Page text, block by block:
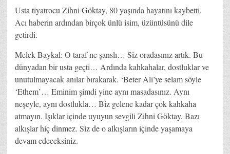
Usta tiyatrocu Zihni Göktay, 80 yaşında hayatını kaybetti.
Acı haberin ardından birçok ünlü isim, üzüntüsünü dile
getirdi.
Melek Baykal: O taraf ne şanslı… Siz oradasınız artık. Bu
dünyadan bir usta geçti… Ardında kahkahalar, dostluklar ve
unutulmayacak anılar bırakarak. ‘Beter Ali’ye selam söyle
‘Ethem’… Eminim şimdi yine aynı masadasınız. Aynı
neşeyle, aynı dostlukla… Biz gelene kadar çok kahkaha
atmayın. Işıklar içinde uyuyun sevgili Zihni Göktay. Bazı
alkışlar hiç dinmez. Siz de o alkışların içinde yaşamaya
devam edeceksiniz.